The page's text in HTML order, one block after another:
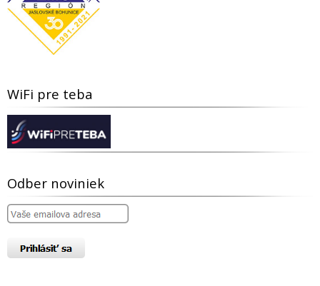
WiFi pre teba
Odber noviniek